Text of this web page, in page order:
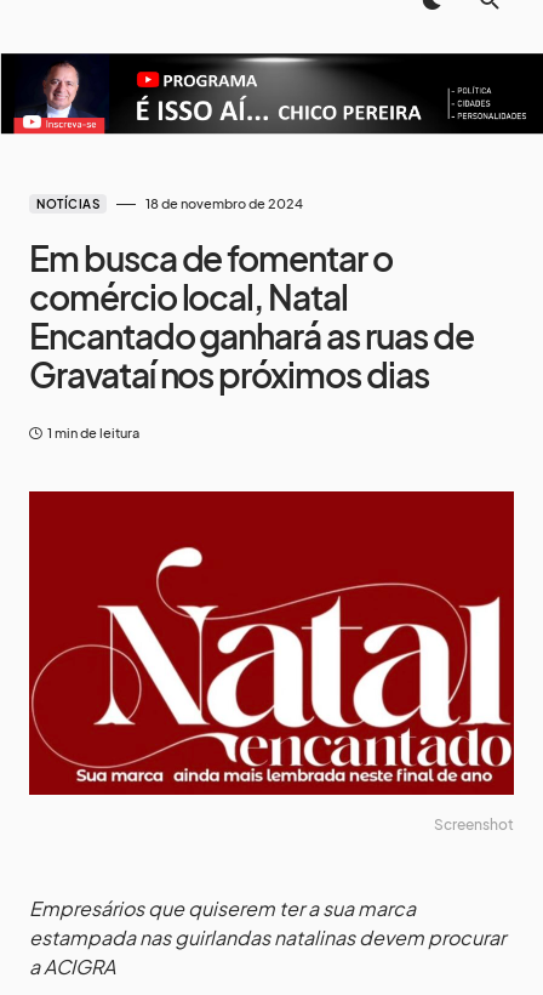
NOTÍCIAS 18 de novembro de 2024
Em busca de fomentar o
comércio local, Natal
Encantado ganhará as ruas de
Gravataí nos próximos dias
1 min de leitura
Screenshot
Empresários que quiserem ter a sua marca
estampada nas guirlandas natalinas devem procurar
a ACIGRA